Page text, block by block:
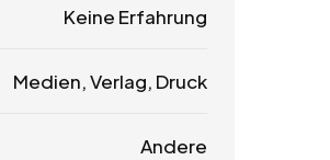
Keine Erfahrung
Medien, Verlag, Druck
Andere